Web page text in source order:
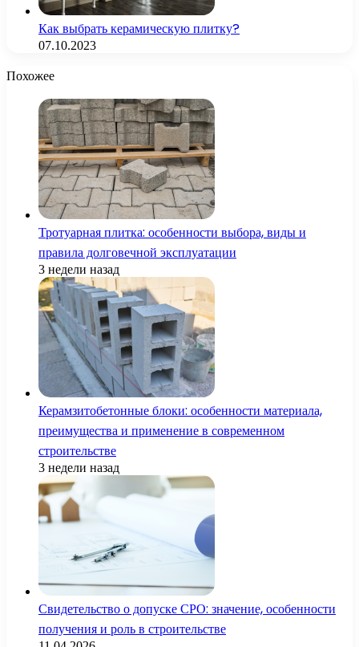
Как выбрать керамическую плитку?
07.10.2023
Похожее
Тротуарная плитка: особенности выбора, виды и
правила долговечной эксплуатации
3 недели назад
Керамзитобетонные блоки: особенности материала,
преимущества и применение в современном
строительстве
3 недели назад
Свидетельство о допуске СРО: значение, особенности
получения и роль в строительстве